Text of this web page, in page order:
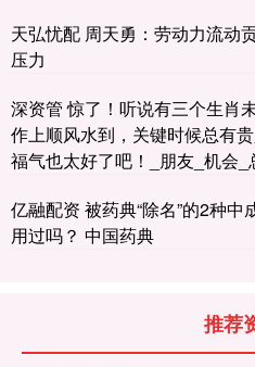
天弘忧配 周天勇：劳动力流动
压力
深资管 惊了！听说有三个生肖
作上顺风水到，关键时候总有
福气也太好了吧！_朋友_机会_
亿融配资 被药典“除名”的2种
用过吗？ 中国药典
推荐